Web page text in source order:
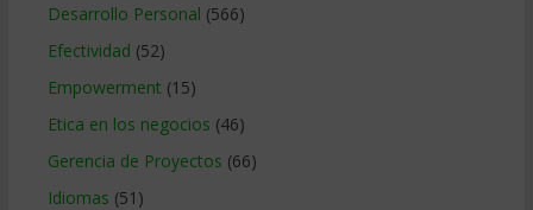
Desarrollo Personal (566)
Efectividad (52)
Empowerment (15)
Etica en los negocios (46)
Gerencia de Proyectos (66)
Idiomas (51)